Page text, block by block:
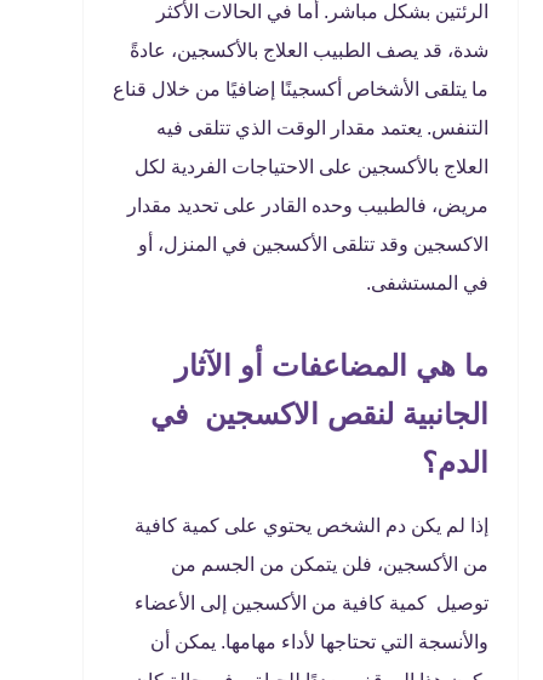
الرئتين بشكل مباشر. أما في الحالات الأكثر
شدة، قد يصف الطبيب العلاج بالأكسجين، عادةً
ما يتلقى الأشخاص أكسجينًا إضافيًا من خلال قناع
التنفس. يعتمد مقدار الوقت الذي تتلقى فيه
العلاج بالأكسجين على الاحتياجات الفردية لكل
مريض، فالطبيب وحده القادر على تحديد مقدار
الاكسجين وقد تتلقى الأكسجين في المنزل، أو
في المستشفى.
ما هي المضاعفات أو الآثار
الجانبية لنقص الاكسجين في
الدم؟
إذا لم يكن دم الشخص يحتوي على كمية كافية
من الأكسجين، فلن يتمكن من الجسم من
توصيل كمية كافية من الأكسجين إلى الأعضاء
والأنسجة التي تحتاجها لأداء مهامها. يمكن أن